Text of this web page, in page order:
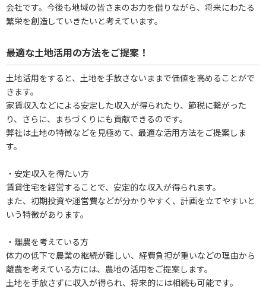
会社です。今後も地域の皆さまのお力を借りながら、将来にわたる
繁栄を創造していきたいと考えています。
最適な土地活用の方法をご提案！
土地活用をすると、土地を手放さないままで価値を高めることがで
きます。
家賃収入などによる安定した収入が得られたり、節税に繋がった
り、さらに、まちづくりにも貢献できるのです。
弊社は土地の特徴などを見極めて、最適な活用方法をご提案しま
す。
・安定収入を得たい方
賃貸住宅を経営することで、安定的な収入が得られます。
また、初期投資や運営費などが分かりやすく、計画を立てやすいと
いう特徴があります。
・離農を考えている方
体力の低下で農業の継続が難しい、経費負担が重いなどの理由から
離農を考えている方には、農地の活用をご提案します。
土地を手放さずに収入が得られ、将来的には相続も可能です。